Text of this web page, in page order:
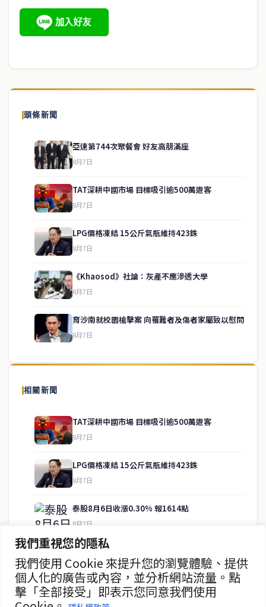
我們重視您的隱私
我們使用 Cookie 來提升您的瀏覽體驗、提供
個人化的廣告或內容，並分析網站流量。點
擊「全部接受」即表示您同意我們使用
頭條新聞
亞速第744次聚餐會 好友高朋滿座
8月7日
TAT深耕中國市場 目標吸引逾500萬遊客
8月7日
LPG價格凍結 15公斤氣瓶維持423銖
8月7日
《Khaosod》社論：灰產不應滲透大學
8月7日
育沙南就校園槍擊案 向罹難者及傷者家屬致以慰問
8月7日
相關新聞
TAT深耕中國市場 目標吸引逾500萬遊客
8月7日
LPG價格凍結 15公斤氣瓶維持423銖
8月7日
泰股8月6日收漲0.30% 報1614點
8月7日
ADVANC第二季淨利增25% 券商看好
8月7日
泰緬商務論壇2026 目標120億美元
關於我們
泰國中文新聞（TCN）是一家總部設於曼谷的中文新聞媒體，致力於
供即時、客觀、多元的中文新聞內容。
房地產
聯絡資訊
歡迎來信洽詢合作事宜
service@thaichinesenews.com